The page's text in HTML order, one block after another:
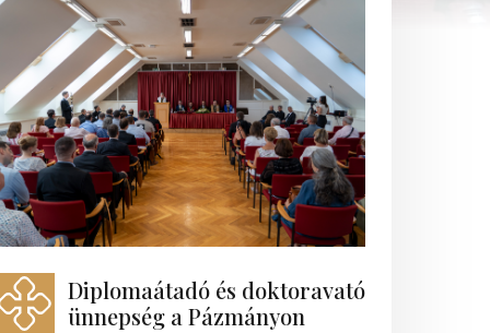
Diplomaátadó és doktoravató
ünnepség a Pázmányon